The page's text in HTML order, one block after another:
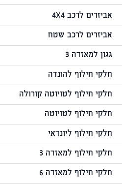
אביזרים לרכב 4X4
אביזרים לרכב שטח
גגון למאזדה 3
חלקי חילוף להונדה
חלקי חילוף לטויוטה קורולה
חלקי חילוף לטויוטה
חלקי חילוף ליונדאי
חלקי חילוף למאזדה 3
חלקי חילוף למאזדה 6